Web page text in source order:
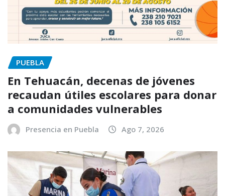
PUEBLA
En Tehuacán, decenas de jóvenes
recaudan útiles escolares para donar
a comunidades vulnerables
Presencia en Puebla Ago 7, 2026